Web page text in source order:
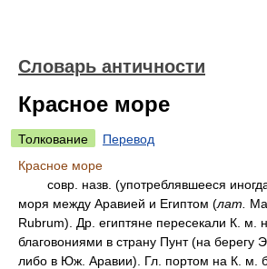
Словарь античности
Красное море
Толкование
Перевод
Красное море
совр. назв. (употреблявшееся
моря между Аравией и Eгиптом (лат.
Rubrum). Др. египтяне пересекали К. м.
благовониями в страну Пунт (на берегу
либо в Юж. Аравии). Гл. портом на К. м.